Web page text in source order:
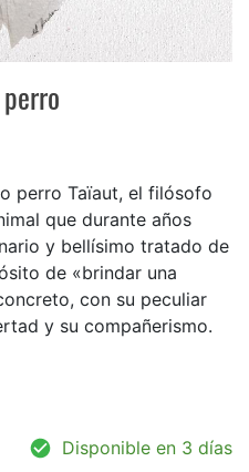
perro Taïaut, el filósofo
que durante años
y bellísimo tratado de
de «brindar una
con su peculiar
y su compañerismo.
Disponible en 3 días